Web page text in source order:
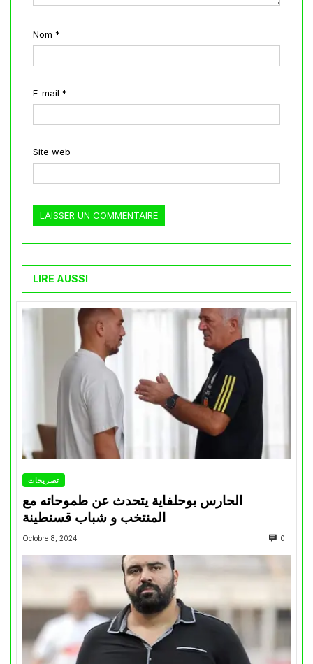
Nom *
E-mail *
Site web
LIRE AUSSI
تصريحات
الحارس بوحلفاية يتحدث عن طموحاته مع
المنتخب و شباب قسنطينة
Octobre 8, 2024 0